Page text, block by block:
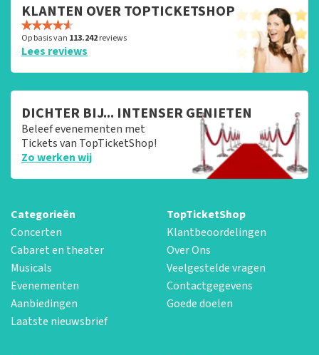
KLANTEN OVER TOPTICKETSHOP
Op basis van 113.242reviews
Lees reviews
DICHTER BIJ... INTENSER GENIETEN
Beleef evenementen met
Tickets van TopTicketShop!
Zo werken wij
Categorieën
Concerten
Cabaret en theater
Musicals
Evenementen
Aanbiedingen
Laatste nieuwsbrief
TopTicketShop
Klantbeoordelingen
Over Ons
Veelgestelde vragen
Contactgegevens
Goede doelen